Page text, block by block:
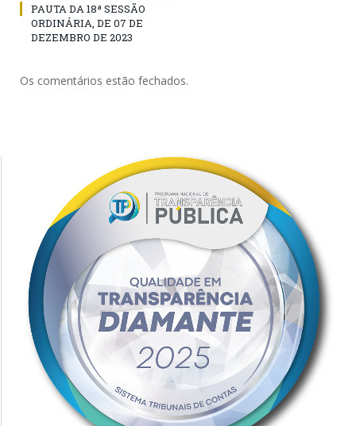
PAUTA DA 18ª SESSÃO
ORDINÁRIA, DE 07 DE
DEZEMBRO DE 2023
Os comentários estão fechados.